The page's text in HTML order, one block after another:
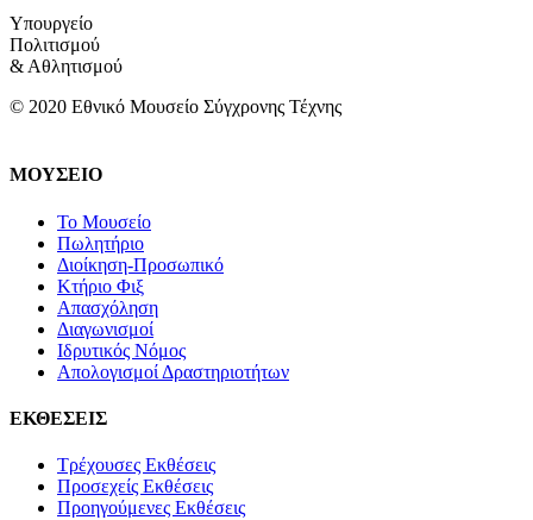
Υπουργείο
Πολιτισμού
& Αθλητισμού
© 2020 Εθνικό Μουσείο Σύγχρονης Τέχνης
ΜΟΥΣΕΙΟ
Το Μουσείο
Πωλητήριο
Διοίκηση-Προσωπικό
Κτήριο Φιξ
Απασχόληση
Διαγωνισμοί
Ιδρυτικός Νόμος
Απολογισμοί Δραστηριοτήτων
ΕΚΘΕΣΕΙΣ
Τρέχουσες Εκθέσεις
Προσεχείς Εκθέσεις
Προηγούμενες Εκθέσεις